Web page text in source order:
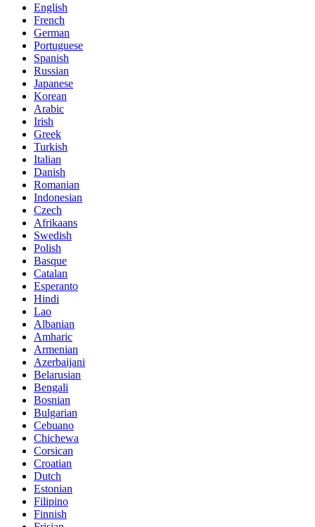
English
French
German
Portuguese
Spanish
Russian
Japanese
Korean
Arabic
Irish
Greek
Turkish
Italian
Danish
Romanian
Indonesian
Czech
Afrikaans
Swedish
Polish
Basque
Catalan
Esperanto
Hindi
Lao
Albanian
Amharic
Armenian
Azerbaijani
Belarusian
Bengali
Bosnian
Bulgarian
Cebuano
Chichewa
Corsican
Croatian
Dutch
Estonian
Filipino
Finnish